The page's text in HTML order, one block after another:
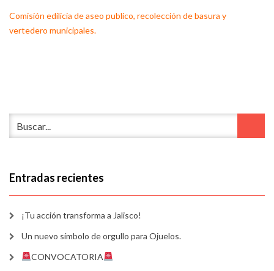
Comisión edilicia de aseo publico, recolección de basura y
vertedero municipales.
Entradas recientes
¡Tu acción transforma a Jalisco!
Un nuevo símbolo de orgullo para Ojuelos.
CONVOCATORIA